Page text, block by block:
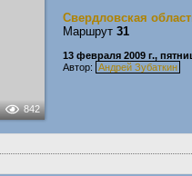
842
Свердловская
Маршрут 31
13 февраля 2009 г.,
Автор: Андрей Зубаткин